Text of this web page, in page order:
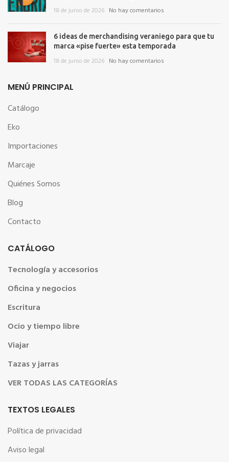
18 de junio de 2026 No hay comentarios
6 ideas de merchandising veraniego para que tu
marca «pise fuerte» esta temporada
18 de junio de 2026 No hay comentarios
MENÚ PRINCIPAL
Catálogo
Eko
Importaciones
Marcaje
Quiénes Somos
Blog
Contacto
CATÁLOGO
Tecnología y accesorios
Oficina y negocios
Escritura
Ocio y tiempo libre
Viajar
Tazas y jarras
VER TODAS LAS CATEGORÍAS
TEXTOS LEGALES
Política de privacidad
Aviso legal